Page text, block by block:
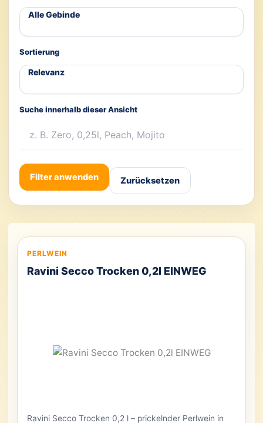
Sortierung
Suche innerhalb dieser Ansicht
Filter anwenden Zurücksetzen
PERLWEIN
Ravini Secco Trocken 0,2l EINWEG
Ravini Secco Trocken 0,2 l – prickelnder Perlwein in